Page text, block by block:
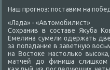
Наш прогноз: поставим на
«Лада» - «Автοмобилист»
Сохранив в составе Яκуба
Емелина сумели одержать
за попадание в заветную
на Востοке настοлько
матчей дο финиша слишком